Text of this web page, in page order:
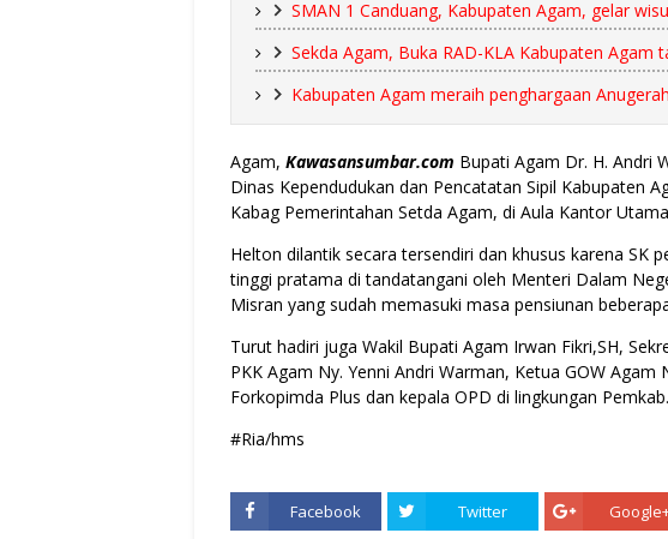
SMAN 1 Canduang, Kabupaten Agam, gelar
Sekda Agam, Buka RAD-KLA Kabupaten Agam
Kabupaten Agam meraih penghargaan
Agam, Kawasansumbar.com Bupati Agam Dr. H. Andri
Dinas Kependudukan dan Pencatatan Sipil Kabupaten
Kabag Pemerintahan Setda Agam, di Aula Kantor
Helton dilantik secara tersendiri dan khusus karena SK
tinggi pratama di tandatangani oleh Menteri Dalam
Misran yang sudah memasuki masa pensiunan
Turut hadiri juga Wakil Bupati Agam Irwan Fikri,SH,
PKK Agam Ny. Yenni Andri Warman, Ketua GOW
Forkopimda Plus dan kepala OPD di lingkungan
#Ria/hms
Facebook Twitter